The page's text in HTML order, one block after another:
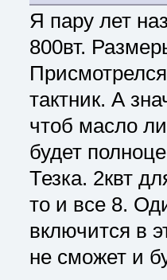
Я пару лет
800вт.
тактник. А
чтоб масло
будет
Тезка. 2квт
то и все 8.
включится в
не сможет и